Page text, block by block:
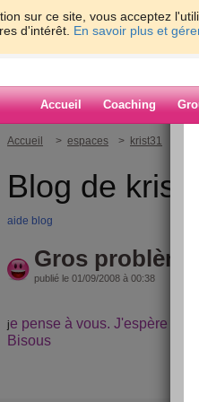
sur ce site, vous acceptez
d'intérêt. En savoir plus et
Accueil Coaching
Accueil > espaces > krist31 >
Blog de
aide blog
Gros
publié le 01/09/2008 à 00:38
je pense à vous. J'espère
Bisous